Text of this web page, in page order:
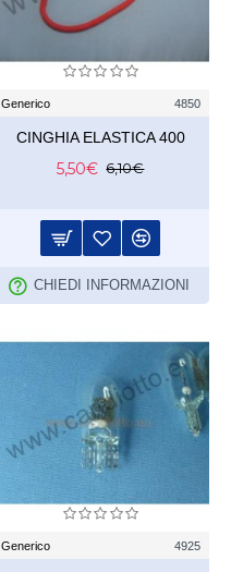
Generico 4850
CINGHIA ELASTICA 400
5,50€ 6,10€
CHIEDI INFORMAZIONI
Generico 4925